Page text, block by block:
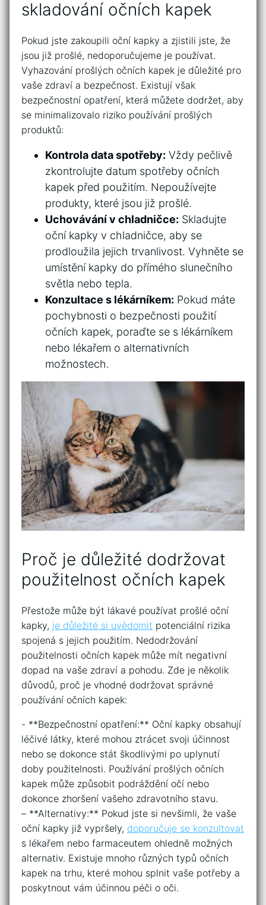
skladování očních‍ kapek
Pokud‌ jste zakoupili oční kapky a zjistili jste, že
jsou již prošlé, nedoporučujeme je používat.
Vyhazování prošlých očních kapek ⁣je důležité pro
vaše zdraví a⁢ bezpečnost. Existují však​
bezpečnostní opatření, která můžete dodržet, aby
se minimalizovalo riziko používání prošlých
produktů:
Kontrola data spotřeby: Vždy pečlivě
zkontrolujte datum spotřeby očních
kapek před použitím. Nepoužívejte
produkty, které jsou již prošlé.
Uchovávání v chladničce: Skladujte
oční kapky v chladničce, aby se
prodloužila⁣ jejich trvanlivost. Vyhněte‍ se
umístění kapky do⁢ přímého‍ slunečního
světla nebo tepla.
Konzultace ⁣s‌ lékárníkem: Pokud máte
pochybnosti o bezpečnosti použití
očních kapek, poraďte se ⁤s lékárníkem
nebo lékařem o alternativních‌
možnostech.
Proč je důležité dodržovat​
použitelnost očních kapek
Přestože může být lákavé používat prošlé oční
kapky, je důležité si uvědomit potenciální rizika
spojená s jejich použitím. Nedodržování
použitelnosti očních kapek může mít negativní
dopad na vaše zdraví a pohodu. Zde je několik
důvodů, proč je vhodné dodržovat ‌správné⁢
používání očních ⁤kapek:
-‍ **Bezpečnostní opatření:** Oční kapky obsahují
léčivé látky, které mohou ztrácet svoji účinnost
nebo⁤ se dokonce stát škodlivými po uplynutí
doby použitelnosti. Používání prošlých očních
kapek může způsobit podráždění očí nebo
dokonce zhoršení vašeho zdravotního ⁢stavu.
– **Alternativy:** Pokud jste‌ si nevšimli, že vaše
oční kapky již vypršely,⁤ doporučuje se konzultovat
s lékařem nebo farmaceutem ohledně možných
alternativ. Existuje mnoho různých typů očních⁤
kapek na trhu, které mohou splnit vaše potřeby a
poskytnout vám​ účinnou​ péči o oči.